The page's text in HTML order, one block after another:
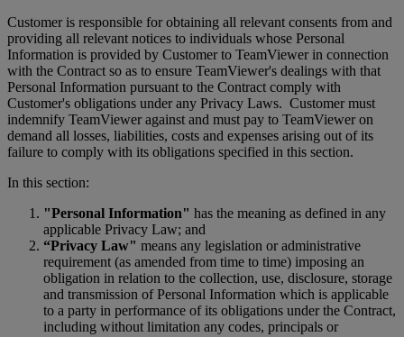
Customer is responsible for obtaining all relevant consents from and
providing all relevant notices to individuals whose Personal
Information is provided by Customer to TeamViewer in connection
with the Contract so as to ensure TeamViewer's dealings with that
Personal Information pursuant to the Contract comply with
Customer's obligations under any Privacy Laws. Customer must
indemnify TeamViewer against and must pay to TeamViewer on
demand all losses, liabilities, costs and expenses arising out of its
failure to comply with its obligations specified in this section.
In this section:
"Personal Information" has the meaning as defined in any
applicable Privacy Law; and
“Privacy Law" means any legislation or administrative
requirement (as amended from time to time) imposing an
obligation in relation to the collection, use, disclosure, storage
and transmission of Personal Information which is applicable
to a party in performance of its obligations under the Contract,
including without limitation any codes, principals or